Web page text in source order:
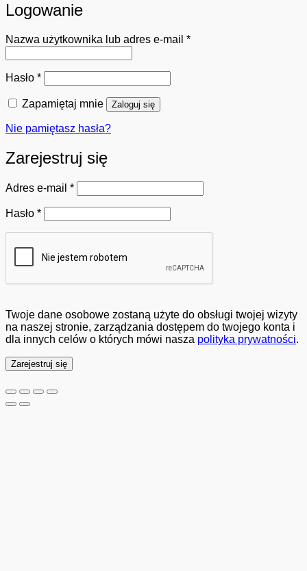
Logowanie
Nazwa użytkownika lub adres e-mail *Wymagane
Hasło *Wymagane
Zapamiętaj mnie Zaloguj się
Nie pamiętasz hasła?
Zarejestruj się
Adres e-mail *Wymagane
Hasło *Wymagane
Twoje dane osobowe zostaną użyte do obsługi twojej wizyty
na naszej stronie, zarządzania dostępem do twojego konta i
dla innych celów o których mówi nasza polityka prywatności.
Zarejestruj się